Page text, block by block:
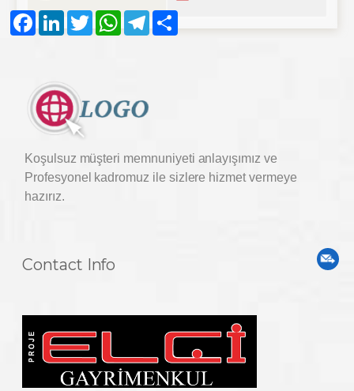
Koşulsuz müşteri memnuniyeti anlayışımız ve
Profesyonel kadromuz ile sizlere hizmet vermeye
hazırız.
Contact Info
FacebookLinkedInTwitter WhatsAppTelegram